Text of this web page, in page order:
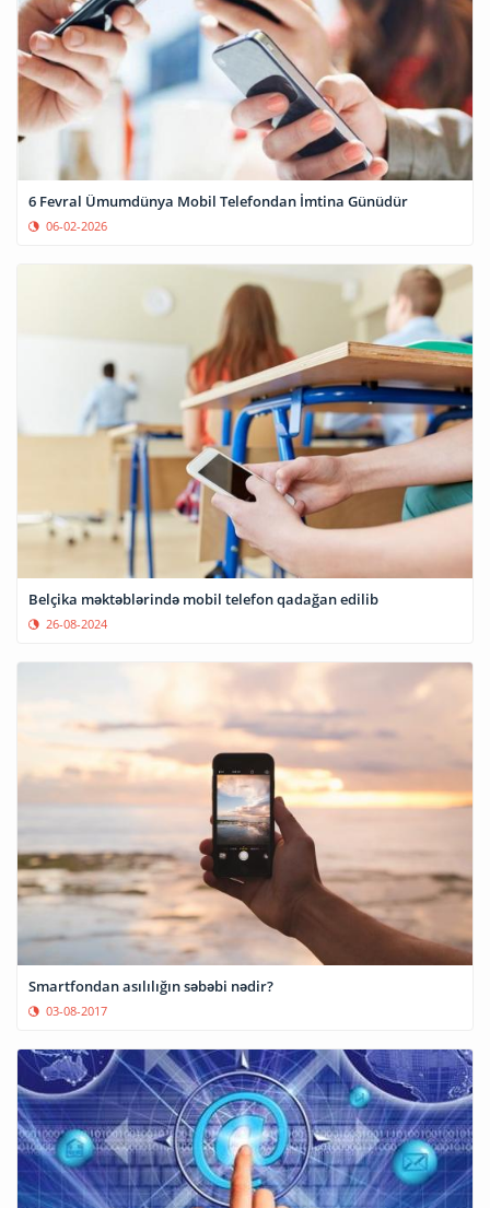
6 Fevral Ümumdünya Mobil Telefondan İmtina Günüdür
06-02-2026
Belçika məktəblərində mobil telefon qadağan edilib
26-08-2024
Smartfondan asılılığın səbəbi nədir?
03-08-2017